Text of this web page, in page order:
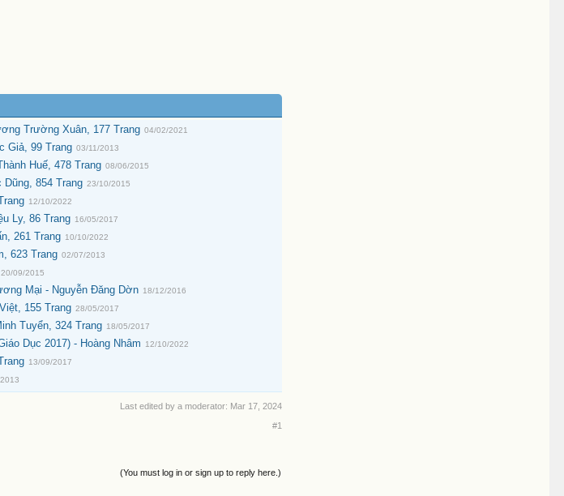
Trường Xuân, 177 Trang 04/02/2021
Giả, 99 Trang 03/11/2013
Huế, 478 Trang 08/06/2015
854 Trang 23/10/2015
12/10/2022
Ly, 86 Trang 16/05/2017
261 Trang 10/10/2022
623 Trang 02/07/2013
20/09/2015
Mại - Nguyễn Đăng Dờn 18/12/2016
155 Trang 28/05/2017
Tuyển, 324 Trang 18/05/2017
Dục 2017) - Hoàng Nhâm 12/10/2022
13/09/2017
Last edited by a moderator: Mar 17, 2024
#1
(You must log in or sign up to reply here.)